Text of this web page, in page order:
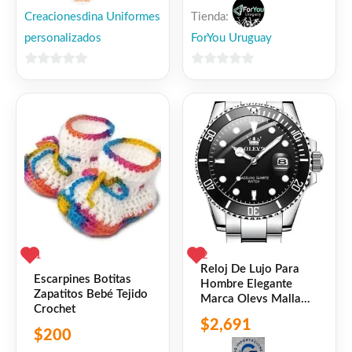
Enviamos a todo el país 🚛
Share Facebook
WhatsApp
Gmail
Email
Copy
Link
Twitter
Share
❤ME GUSTA1
👍 1 persona recomienda este producto
Creacionesdina Uniformes
personalizados
Tienda:
ForYou Uruguay
1
Escarpines Botitas
Zapatitos Bebé Tejido
Crochet
$200
2
Reloj De Lujo Para
Hombre Elegante
Marca Olevs Malla
Dorado Negro Negro
$2,691